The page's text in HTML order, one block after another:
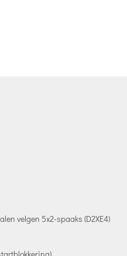
velgen 5x2-spaaks (D2XE4)